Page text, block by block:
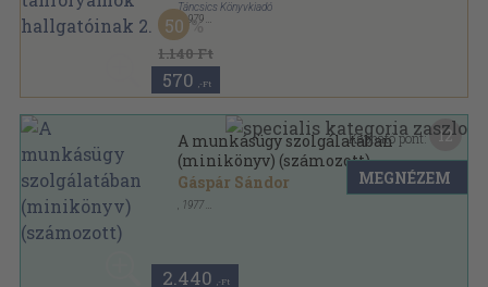
Táncsics Könyvkiadó
, 1979
Ragasztott papírkötés
1.140 Ft
50
570 ,-Ft
A munkásügy szolgálatában
(minikönyv) (számozott)
Gáspár Sándor
1977
2.440 ,-Ft
Kapható pont: 12
MEGNÉZEM